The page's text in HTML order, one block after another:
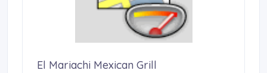
El Mariachi Mexican Grill